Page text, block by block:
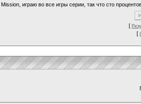
играю во все игры серии, так что сто
[
[